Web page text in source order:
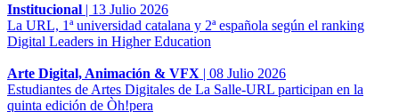
Institucional | 13 Julio 2026
La URL, 1ª universidad catalana y 2ª española según el ranking
Digital Leaders in Higher Education
Arte Digital, Animación & VFX | 08 Julio 2026
Estudiantes de Artes Digitales de La Salle-URL participan en la
quinta edición de Òh!pera